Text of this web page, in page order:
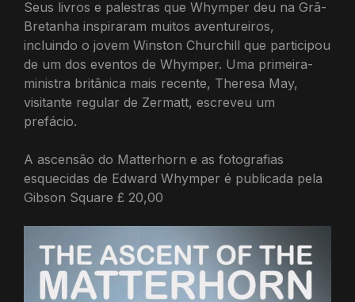
Seus livros e palestras que Whymper deu na Grã-
Bretanha inspiraram muitos aventureiros,
incluindo o jovem Winston Churchill que participou
de um dos eventos de Whymper. Uma primeira-
ministra britânica mais recente, Theresa May,
visitante regular de Zermatt, escreveu um
prefácio.
A ascensão do Matterhorn e as fotografias
esquecidas de Edward Whymper é publicada pela
Gibson Square £ 20,00